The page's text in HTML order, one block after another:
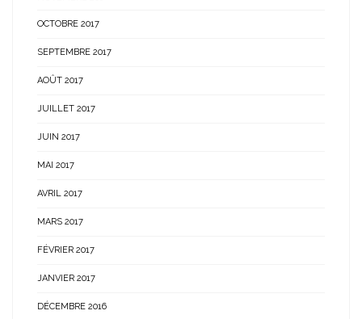
OCTOBRE 2017
SEPTEMBRE 2017
AOÛT 2017
JUILLET 2017
JUIN 2017
MAI 2017
AVRIL 2017
MARS 2017
FÉVRIER 2017
JANVIER 2017
DÉCEMBRE 2016